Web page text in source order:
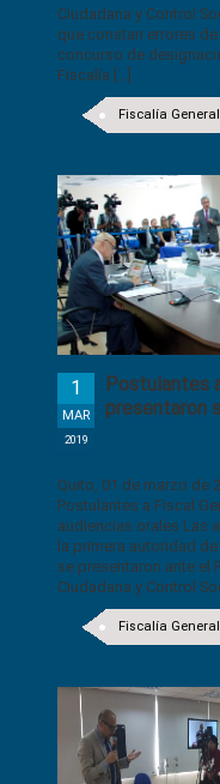
Ciudadana y Control
que constan errores
concurso de
Fiscalía [...]
Fiscalía
Postulantes
presentaron
1
MAR
2019
Quito, 01 de marzo de
Postulantes a Fiscal
audiencias orales Las
la primera autoridad
se presentaron ante el
Ciudadana y Control
Fiscalía